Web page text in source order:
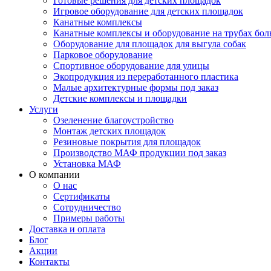
Игровое оборудование для детских площадок
Канатные комплексы
Канатные комплексы и оборудование на трубах
Оборудование для площадок для выгула собак
Парковое оборудование
Спортивное оборудование для улицы
Экопродукция из переработанного пластика
Малые архитектурные формы под заказ
Детские комплексы и площадки
Услуги
Озеленение благоустройство
Монтаж детских площадок
Резиновые покрытия для площадок
Производство МАФ продукции под заказ
Установка МАФ
О компании
О нас
Сертификаты
Сотрудничество
Примеры работы
Доставка и оплата
Блог
Акции
Контакты